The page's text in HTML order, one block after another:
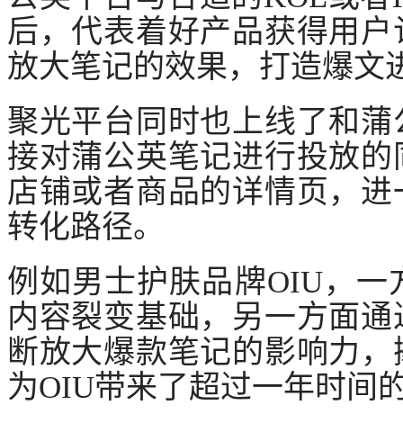
后，代表着好产品获得用
放大笔记的效果，打造爆文
聚光平台同时也上线了和
接对蒲公英笔记进行投放
店铺或者商品的详情页，
转化路径。
例如男士护肤品牌OIU，一
内容裂变基础，另一方面
断放大爆款笔记的影响力
为OIU带来了超过一年时间